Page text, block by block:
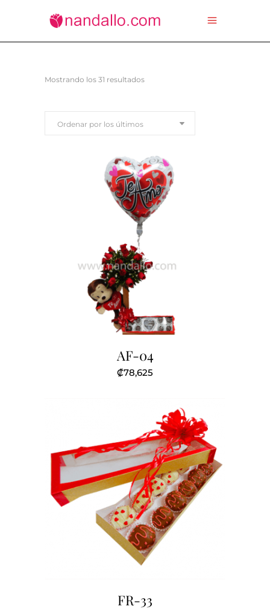
Mostrando los 31 resultadosOrdenado
últimos
Ordenar por los últimos
AF-04
₡78,625
FR-33